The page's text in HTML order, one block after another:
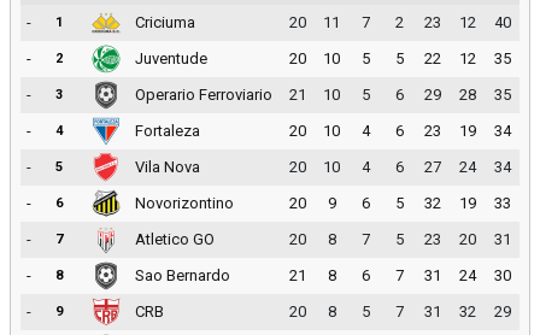
-
1 Criciuma 20 11 7 2 23 12
40
-
2 Juventude 20 10 5 5 22 12
35
-
3 Operario Ferroviario 21 10 5 6 29 28
35
-
4 Fortaleza 20 10 4 6 23 19
34
-
5 Vila Nova 20 10 4 6 27 24
34
-
6 Novorizontino 20 9 6 5 32 19
33
-
7 Atletico GO 20 8 7 5 23 20
31
-
8 Sao Bernardo 21 8 6 7 31 24
30
-
9 CRB 20 8 5 7 31 32
29